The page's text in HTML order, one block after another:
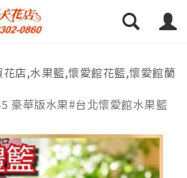
店,水果籃,懷愛館花籃,懷愛館蘭
豪華版水果#台北懷愛館水果籃